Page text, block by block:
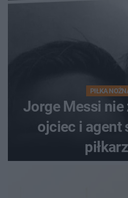
PIŁKA
Jorge Messi nie
ojciec i agent